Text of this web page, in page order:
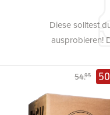
Diese solltest
ausprobieren!
54.95